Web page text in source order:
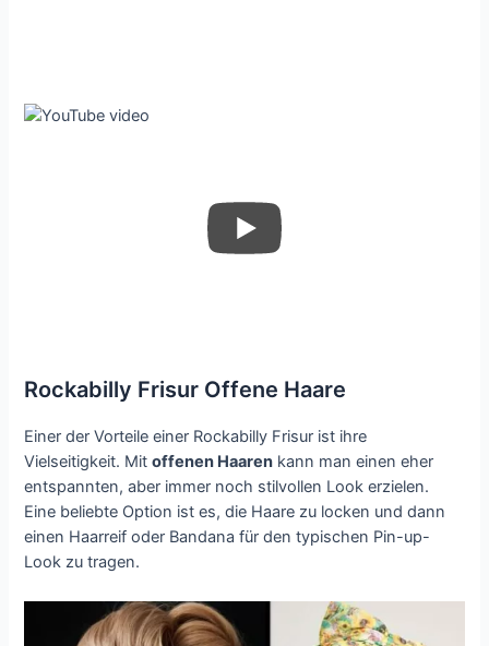
Rockabilly Frisur Offene Haare
Einer der Vorteile einer Rockabilly Frisur ist ihre
Vielseitigkeit. Mitoffenen Haaren kann man einen eher
entspannten, aber immer noch stilvollen Look erzielen.
Eine beliebte Option ist es, die Haare zu locken und dann
einen Haarreif oder Bandana für den typischen Pin-up-
Look zu tragen.